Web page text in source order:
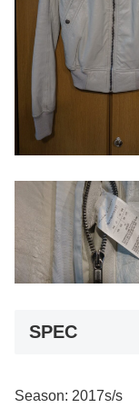
SPEC
Season: 2017s/s